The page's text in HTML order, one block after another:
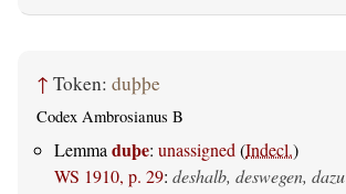
↑ Token: duþþe
Codex Ambrosianus B
Lemma duþe: unassigned (Indecl.)
WS 1910, p. 29: deshalb, deswegen, dazu